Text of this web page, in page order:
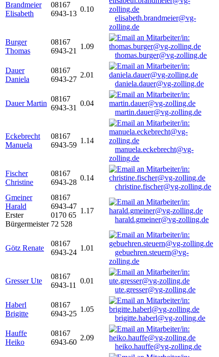
Brandmeier
Elisabeth
08167
6943-13
0.10
elisabeth.brandmeier@vg-
zolling.de
Burger
Thomas
08167
6943-21
1.09
thomas.burger@vg-zolling.de
Dauer
Daniela
08167
6943-27
2.01
daniela.dauer@vg-zolling.de
Dauer Martin
08167
6943-31
0.04
martin.dauer@vg-zolling.de
Eckebrecht
Manuela
08167
6943-59
1.14
manuela.eckebrecht@vg-
zolling.de
Fischer
Christine
08167
6943-28
0.14
christine.fischer@vg-zolling.de
Gmeiner
Harald
Erster
Bürgermeister
08167
6943-47
0170 65
72 528
1.17
harald.gmeiner@vg-zolling.de
Götz Renate
08167
6943-24
1.01
gebuehren.steuern@vg-
zolling.de
Gresser Ute
08167
6943-11
0.01
ute.gresser@vg-zolling.de
Haberl
Brigitte
08167
6943-25
1.05
brigitte.haberl@vg-zolling.de
Hauffe
Heiko
08167
6943-60
2.09
heiko.hauffe@vg-zolling.de